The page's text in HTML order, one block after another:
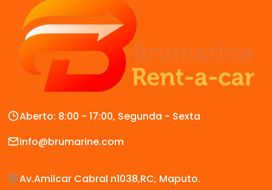
Aberto: 8:00 - 17:00, Segunda - Sexta
info@brumarine.com
Av.Amilcar Cabral n1038,RC, Maputo.